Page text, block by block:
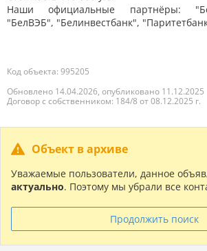
Наши официальные партнёры:
"БелВЭБ", "Белинвестбанк",
Код объекта: 995205
Обновлено 14.04.2026, опубликовано 11.12.2025
Договор с собственником: 184/8 от 08.12.2025 г.
Объект в архиве
Уважаемые пользователи, данное
актуально. Поэтому мы убрали все
Продолжить поиск